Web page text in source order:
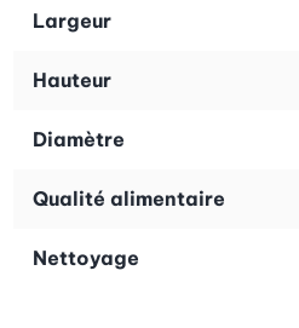
Largeur
Hauteur
Diamètre
Qualité alimentaire
Nettoyage